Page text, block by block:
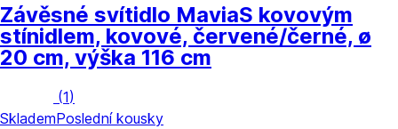
Závěsné svítidlo MaviaS kovovým
stínidlem, kovové, červené/černé, ø
20 cm, výška 116 cm
(1)
SklademPoslední kousky